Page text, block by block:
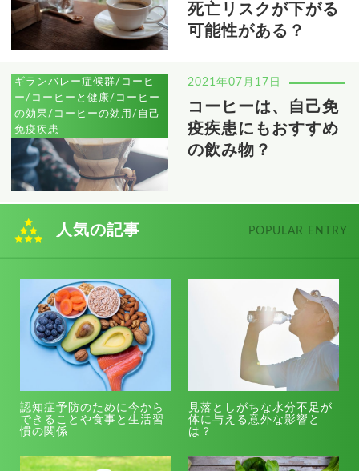
死亡リスクが下がる
可能性がある？
ギランバレー症候群/コーヒ
ー/コーヒーと健康/コーヒー
の効果/コーヒーの効用/自己
免疫疾患
2021年07月17日
コーヒーは、自己免
疫疾患にもおすすめ
の飲み物？
人気の記事 POPULAR ENTRY
認知症予防のために今から
できることや食事と生活習
慣の関係
見落としがちな水分不足が
体に与える意外な影響と
は？